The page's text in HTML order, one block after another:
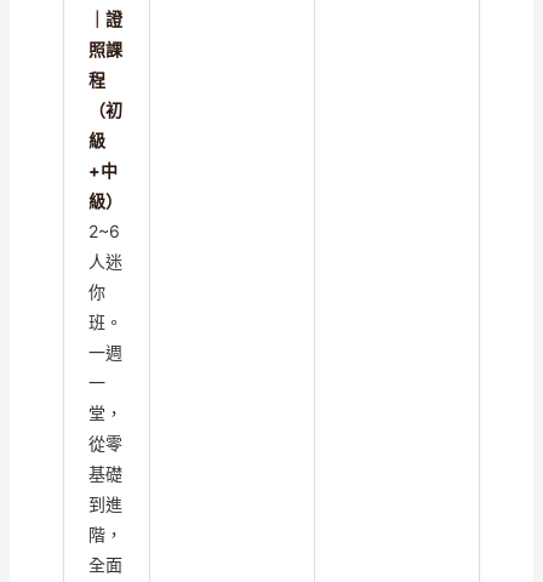
｜證
照課
程
（初
級
+中
級）
2~6
人迷
你
班。
一週
一
堂，
從零
基礎
到進
階，
全面